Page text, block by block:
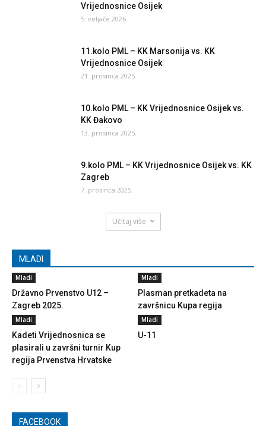
Vrijednosnice Osijek
5. veljače 2026.
11.kolo PML – KK Marsonija vs. KK
Vrijednosnice Osijek
21. prosinca 2025.
10.kolo PML – KK Vrijednosnice Osijek vs.
KK Đakovo
13. prosinca 2025.
9.kolo PML – KK Vrijednosnice Osijek vs. KK
Zagreb
7. prosinca 2025.
Učitaj više
MLADI
Mladi
Državno Prvenstvo U12 –
Zagreb 2025.
Mladi
Plasman pretkadeta na
završnicu Kupa regija
Mladi
Kadeti Vrijednosnica se
plasirali u završni turnir Kup
regija Prvenstva Hrvatske
Mladi
U-11
FACEBOOK